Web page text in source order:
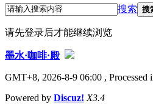
搜索 搜
请先登录后才能继续浏览
墨水·咖啡·殿
GMT+8, 2026-8-9 06:00 , Processed
Powered by Discuz! X3.4